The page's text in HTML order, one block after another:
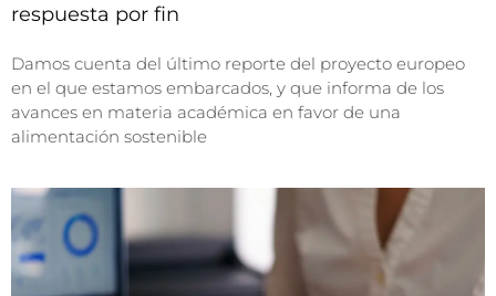
respuesta por fin
Damos cuenta del último reporte del proyecto europeo
en el que estamos embarcados, y que informa de los
avances en materia académica en favor de una
alimentación sostenible